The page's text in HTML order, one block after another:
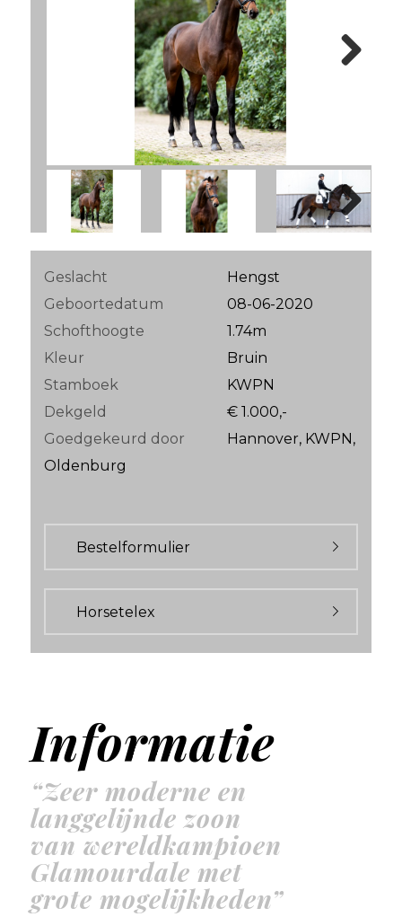
Geslacht
Hengst
Geboortedatum
08-06-2020
Schofthoogte
1.74m
Kleur
Bruin
Stamboek
KWPN
Dekgeld
€ 1.000,-
Goedgekeurd door
Hannover, KWPN,
Oldenburg
Bestelformulier
Horsetelex
Informatie
“Zeer moderne en
langgelijnde zoon
van wereldkampioen
Glamourdale met
grote mogelijkheden”